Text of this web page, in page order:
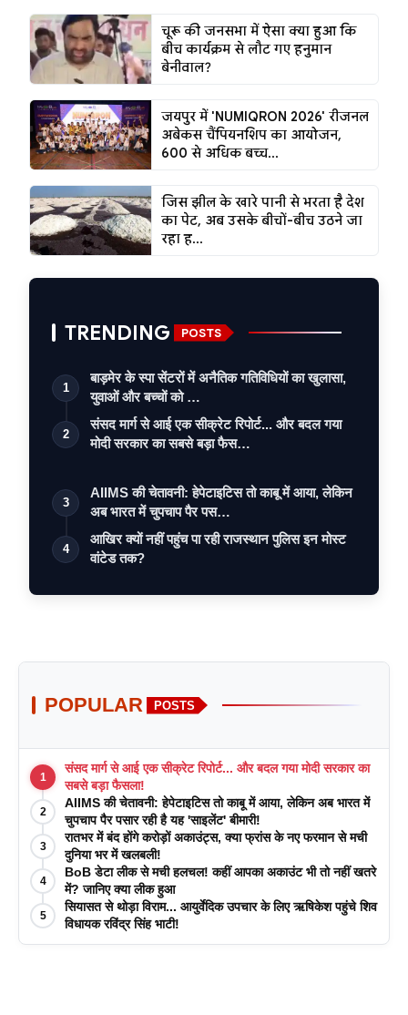
चूरू की जनसभा में ऐसा क्या हुआ कि
बीच कार्यक्रम से लौट गए हनुमान
बेनीवाल?
जयपुर में 'NUMIQRON 2026' रीजनल
अबेकस चैंपियनशिप का आयोजन,
600 से अधिक बच्च...
जिस झील के खारे पानी से भरता है देश
का पेट, अब उसके बीचों-बीच उठने जा
रहा ह...
TRENDING POSTS
1
बाड़मेर के स्पा सेंटरों में अनैतिक गतिविधियों का खुलासा,
युवाओं और बच्चों को …
2
संसद मार्ग से आई एक सीक्रेट रिपोर्ट... और बदल गया
मोदी सरकार का सबसे बड़ा फैस…
3
AIIMS की चेतावनी: हेपेटाइटिस तो काबू में आया, लेकिन
अब भारत में चुपचाप पैर पस…
4
आखिर क्यों नहीं पहुंच पा रही राजस्थान पुलिस इन मोस्ट
वांटेड तक?
POPULAR POSTS
1
संसद मार्ग से आई एक सीक्रेट रिपोर्ट... और बदल गया मोदी सरकार का
सबसे बड़ा फैसला!
2
AIIMS की चेतावनी: हेपेटाइटिस तो काबू में आया, लेकिन अब भारत में
चुपचाप पैर पसार रही है यह 'साइलेंट' बीमारी!
3
रातभर में बंद होंगे करोड़ों अकाउंट्स, क्या फ्रांस के नए फरमान से मची
दुनिया भर में खलबली!
4
BoB डेटा लीक से मची हलचल! कहीं आपका अकाउंट भी तो नहीं खतरे
में? जानिए क्या लीक हुआ
5
सियासत से थोड़ा विराम... आयुर्वेदिक उपचार के लिए ऋषिकेश पहुंचे शिव
विधायक रविंद्र सिंह भाटी!